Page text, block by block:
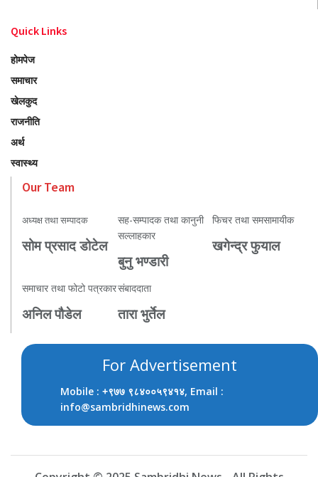
Quick Links
होमपेज
समाचार
खेलकुद
राजनीति
अर्थ
स्वास्थ्य
Our Team
अध्यक्ष तथा सम्पादक
सोम प्रसाद डोटेल
सह-सम्पादक तथा कानुनी
सल्लाहकार
बुनु भण्डारी
फिचर तथा समसामायीक
खगेन्द्र फुयाल
समाचार तथा फोटो पत्रकार
अनिल पौडेल
संबाददाता
तारा भुर्तेल
For Advertisement
Mobile : +९७७ ९८४००५९४१४, Email :
info@sambridhinews.com